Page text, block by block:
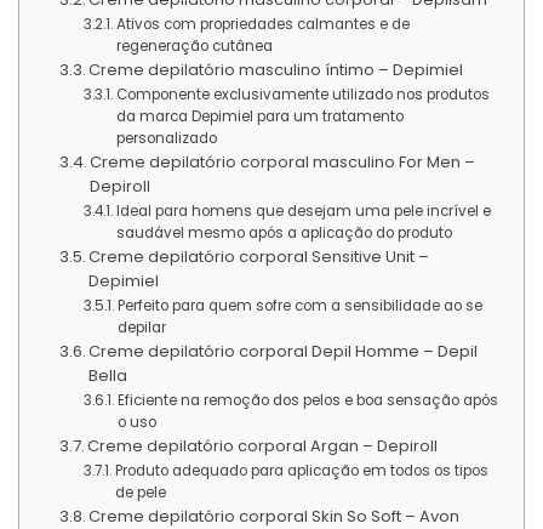
Ativos com propriedades calmantes e de
regeneração cutânea
Creme depilatório masculino íntimo – Depimiel
Componente exclusivamente utilizado nos produtos
da marca Depimiel para um tratamento
personalizado
Creme depilatório corporal masculino For Men –
Depiroll
Ideal para homens que desejam uma pele incrível e
saudável mesmo após a aplicação do produto
Creme depilatório corporal Sensitive Unit –
Depimiel
Perfeito para quem sofre com a sensibilidade ao se
depilar
Creme depilatório corporal Depil Homme – Depil
Bella
Eficiente na remoção dos pelos e boa sensação após
o uso
Creme depilatório corporal Argan – Depiroll
Produto adequado para aplicação em todos os tipos
de pele
Creme depilatório corporal Skin So Soft – Avon